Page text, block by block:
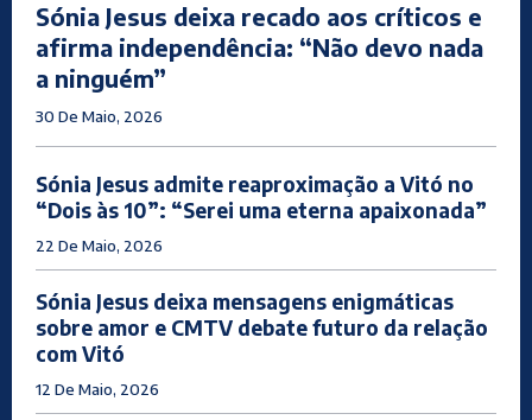
Sónia Jesus deixa recado aos críticos e
afirma independência: “Não devo nada
a ninguém”
30 De Maio, 2026
Sónia Jesus admite reaproximação a Vitó no
“Dois às 10”: “Serei uma eterna apaixonada”
22 De Maio, 2026
Sónia Jesus deixa mensagens enigmáticas
sobre amor e CMTV debate futuro da relação
com Vitó
12 De Maio, 2026